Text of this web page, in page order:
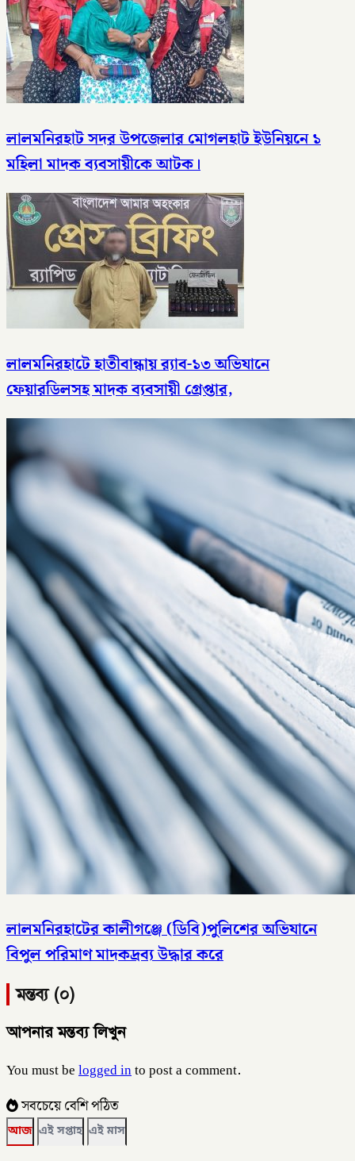
লালমনিরহাট সদর উপজেলার মোগলহাট ইউনিয়নে ১
মহিলা মাদক ব্যবসায়ীকে আটক।
লালমনিরহাটে হাতীবান্ধায় র‌্যাব-১৩ অভিযানে
ফেয়ারডিলসহ মাদক ব্যবসায়ী গ্রেপ্তার,
লালমনিরহাটের কালীগঞ্জে (ডিবি)পুলিশের অভিযানে
বিপুল পরিমাণ মাদকদ্রব্য উদ্ধার করে
মন্তব্য (০)
আপনার মন্তব্য লিখুন
You must belogged into post a comment.
সবচেয়ে বেশি পঠিত
আজ এই সপ্তাহ এই মাস